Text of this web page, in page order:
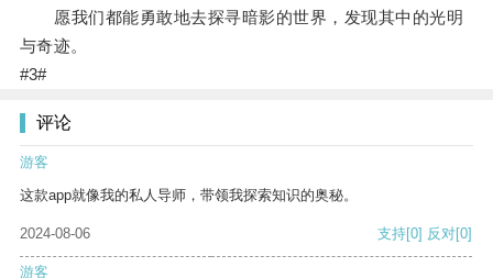
愿我们都能勇敢地去探寻暗影的世界，发现其中的光明
与奇迹。
#3#
评论
游客
这款app就像我的私人导师，带领我探索知识的奥秘。
2024-08-06 支持[0] 反对[0]
游客